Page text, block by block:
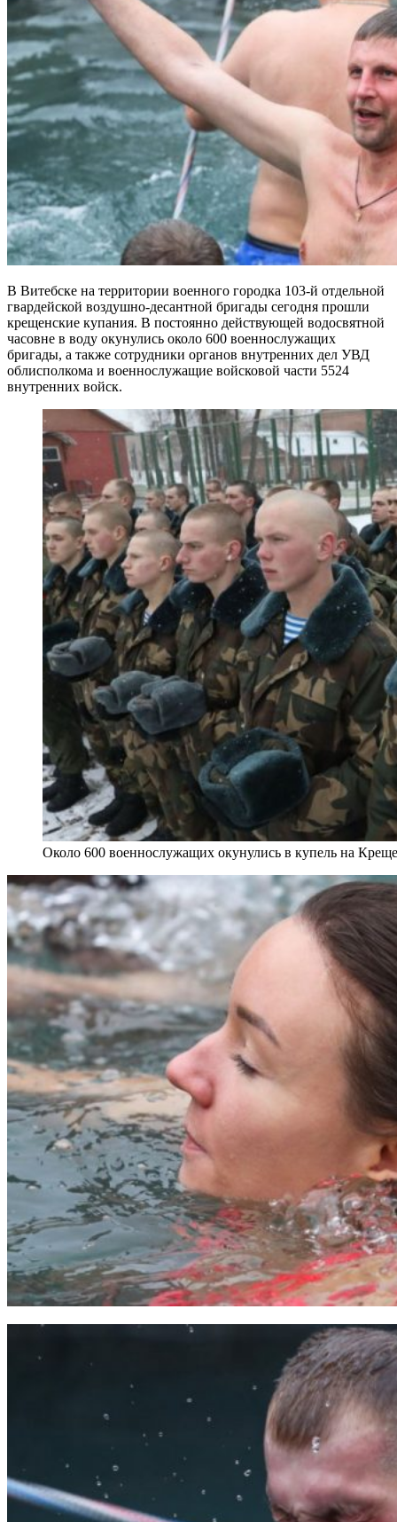
В Витебске на территории военного городка 103-й отдельной
гвардейской воздушно-десантной бригады сегодня прошли
крещенские купания. В постоянно действующей водосвятной
часовне в воду окунулись около 600 военнослужащих
бригады, а также сотрудники органов внутренних дел УВД
облисполкома и военнослужащие войсковой части 5524
внутренних войск.
Около 600 военнослужащих окунулись в купель на